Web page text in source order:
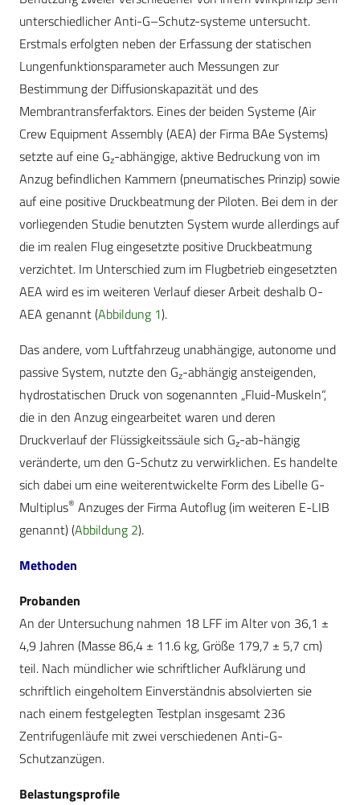
unterschiedlicher Anti-G–Schutz-systeme untersucht.
Erstmals erfolgten neben der Erfassung der statischen
Lungenfunktionsparameter auch Messungen zur
Bestimmung der Diffusionskapazität und des
Membrantransferfaktors. Eines der beiden Systeme (Air
Crew Equipment Assembly (AEA) der Firma BAe Systems)
setzte auf eine Gz-abhängige, aktive Bedruckung von im
Anzug befindlichen Kammern (pneumatisches Prinzip) sowie
auf eine positive Druckbeatmung der Piloten. Bei dem in der
vorliegenden Studie benutzten System wurde allerdings auf
die im realen Flug eingesetzte positive Druckbeatmung
verzichtet. Im Unterschied zum im Flugbetrieb eingesetzten
AEA wird es im weiteren Verlauf dieser Arbeit deshalb O-
AEA genannt (Abbildung 1).
Das andere, vom Luftfahrzeug unabhängige, autonome und
passive System, nutzte den Gz-abhängig ansteigenden,
hydrostatischen Druck von sogenannten „Fluid-Muskeln“,
die in den Anzug eingearbeitet waren und deren
Druckverlauf der Flüssigkeitssäule sich Gz-ab-hängig
veränderte, um den G-Schutz zu verwirklichen. Es handelte
sich dabei um eine weiterentwickelte Form des Libelle G-
Multiplus® Anzuges der Firma Autoflug (im weiteren E-LIB
genannt) (Abbildung 2).
Methoden
Probanden
An der Untersuchung nahmen 18 LFF im Alter von 36,1 ±
4,9 Jahren (Masse 86,4 ± 11.6 kg, Größe 179,7 ± 5,7 cm)
teil. Nach mündlicher wie schriftlicher Aufklärung und
schriftlich eingeholtem Einverständnis absolvierten sie
nach einem festgelegten Testplan insgesamt 236
Zentrifugenläufe mit zwei verschiedenen Anti-G-
Schutzanzügen.
Belastungsprofile